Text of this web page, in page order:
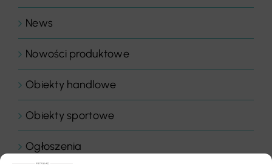
News
Nowości produktowe
Obiekty handlowe
Obiekty sportowe
Ogłoszenia